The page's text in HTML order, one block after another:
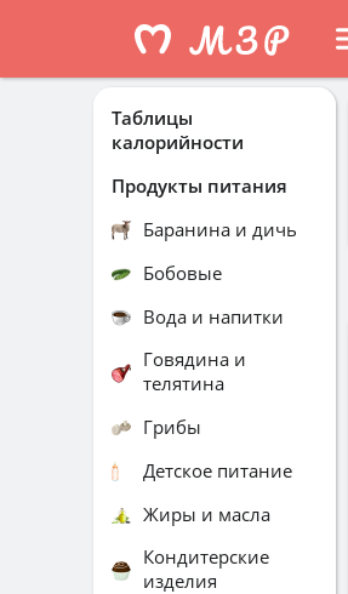
Таблицы
калорийности
Продукты питания
Баранина и дичь
Бобовые
Вода и напитки
Говядина и
телятина
Грибы
Детское питание
Жиры и масла
Кондитерские
изделия